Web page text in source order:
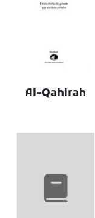
Al-Qahirah